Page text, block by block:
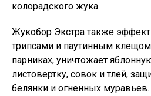
колорадского жука.
Жукобор Экстра также
трипсами и паутинным клещом
парниках, уничтожает
листовертку, совок и тлей,
белянки и огненных муравьев.